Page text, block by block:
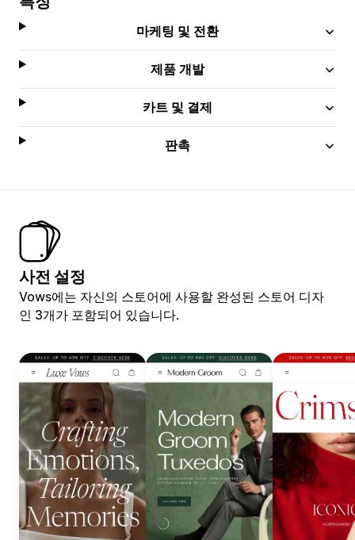
마케팅 및 전환
제품 개발
카트 및 결제
판촉
사전 설정
Vows에는 자신의 스토어에 사용할 완성된 스토어 디자
인 3개가 포함되어 있습니다.